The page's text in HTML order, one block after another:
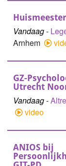
Vandaag-
Arnhem
GZ-
Utrecht
Vandaag-
video
ANIOS bij